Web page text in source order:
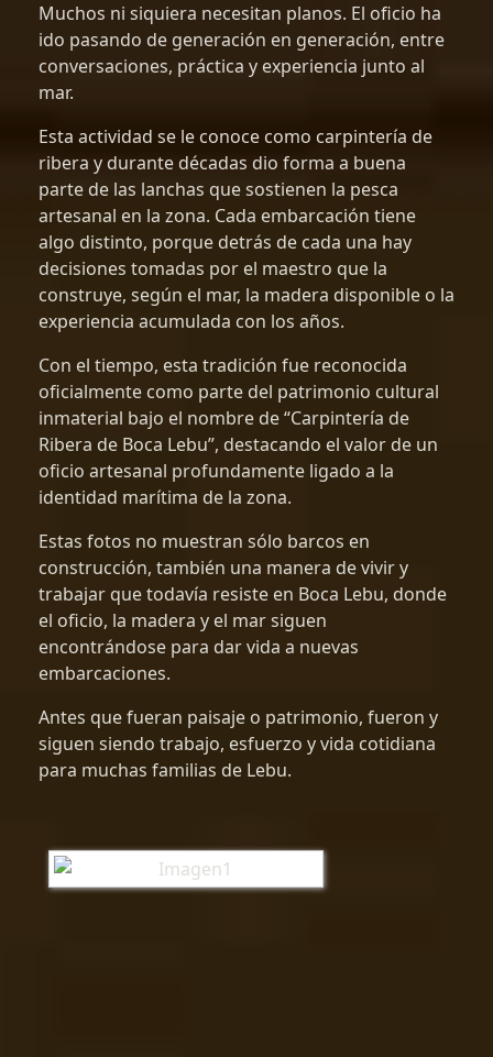
Muchos ni siquiera necesitan planos. El oficio ha
ido pasando de generación en generación, entre
conversaciones, práctica y experiencia junto al
mar.
Esta actividad se le conoce como carpintería de
ribera y durante décadas dio forma a buena
parte de las lanchas que sostienen la pesca
artesanal en la zona. Cada embarcación tiene
algo distinto, porque detrás de cada una hay
decisiones tomadas por el maestro que la
construye, según el mar, la madera disponible o la
experiencia acumulada con los años.
Con el tiempo, esta tradición fue reconocida
oficialmente como parte del patrimonio cultural
inmaterial bajo el nombre de “Carpintería de
Ribera de Boca Lebu”, destacando el valor de un
oficio artesanal profundamente ligado a la
identidad marítima de la zona.
Estas fotos no muestran sólo barcos en
construcción, también una manera de vivir y
trabajar que todavía resiste en Boca Lebu, donde
el oficio, la madera y el mar siguen
encontrándose para dar vida a nuevas
embarcaciones.
Antes que fueran paisaje o patrimonio, fueron y
siguen siendo trabajo, esfuerzo y vida cotidiana
para muchas familias de Lebu.